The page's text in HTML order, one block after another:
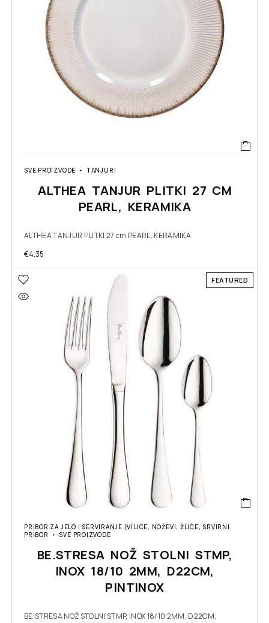
SVE PROIZVODE TANJURI
ALTHEA TANJUR PLITKI 27 CM
PEARL, KERAMIKA
ALTHEA TANJUR PLITKI 27 cm PEARL, KERAMIKA
€4.35
FEATURED
PRIBOR ZA JELO I SERVIRANJE (VILICE, NOŽEVI, ŽLICE, SRVIRNI
PRIBOR
SVE PROIZVODE
BE.STRESA NOŽ STOLNI STMP,
INOX 18/10 2MM, D22CM,
PINTINOX
BE.STRESA NOŽ STOLNI STMP, INOX 18/10 2MM, D22CM,